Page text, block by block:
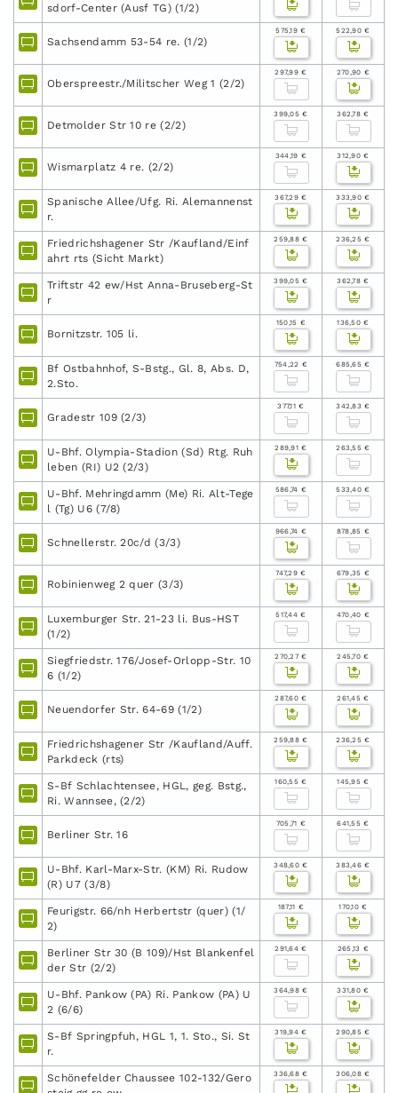
sdorf-Center (Ausf TG) (1/2)
Sachsendamm 53-54 re. (1/2)
575,19 € 522,90 €
Oberspreestr./Militscher Weg 1 (2/2)
297,99 € 270,90 €
Detmolder Str 10 re (2/2)
399,05 € 362,78 €
Wismarplatz 4 re. (2/2)
344,19 € 312,90 €
Spanische Allee/Ufg. Ri. Alemannenst
r.
367,29 € 333,90 €
Friedrichshagener Str /Kaufland/Einf
ahrt rts (Sicht Markt)
259,88 € 236,25 €
Triftstr 42 ew/Hst Anna-Bruseberg-St
r
399,05 € 362,78 €
Bornitzstr. 105 li.
150,15 € 136,50 €
Bf Ostbahnhof, S-Bstg., Gl. 8, Abs. D,
2.Sto.
754,22 € 685,65 €
Gradestr 109 (2/3)
377,11 € 342,83 €
U-Bhf. Olympia-Stadion (Sd) Rtg. Ruh
leben (RI) U2 (2/3)
289,91 € 263,55 €
U-Bhf. Mehringdamm (Me) Ri. Alt-Tege
l (Tg) U6 (7/8)
586,74 € 533,40 €
Schnellerstr. 20c/d (3/3)
966,74 € 878,85 €
Robinienweg 2 quer (3/3)
747,29 € 679,35 €
Luxemburger Str. 21-23 li. Bus-HST
(1/2)
517,44 € 470,40 €
Siegfriedstr. 176/Josef-Orlopp-Str. 10
6 (1/2)
270,27 € 245,70 €
Neuendorfer Str. 64-69 (1/2)
287,60 € 261,45 €
Friedrichshagener Str /Kaufland/Auff.
Parkdeck (rts)
259,88 € 236,25 €
S-Bf Schlachtensee, HGL, geg. Bstg.,
Ri. Wannsee, (2/2)
160,55 € 145,95 €
Berliner Str. 16
705,71 € 641,55 €
U-Bhf. Karl-Marx-Str. (KM) Ri. Rudow
(R) U7 (3/8)
348,60 € 383,46 €
Feurigstr. 66/nh Herbertstr (quer) (1/
2)
187,11 € 170,10 €
Berliner Str 30 (B 109)/Hst Blankenfel
der Str (2/2)
291,64 € 265,13 €
U-Bhf. Pankow (PA) Ri. Pankow (PA) U
2 (6/6)
364,98 € 331,80 €
S-Bf Springpfuh, HGL 1, 1. Sto., Si. St
r.
319,94 € 290,85 €
Schönefelder Chaussee 102-132/Gero
336,68 € 306,08 €